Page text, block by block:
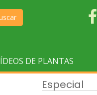
DE PLANTAS
Especial